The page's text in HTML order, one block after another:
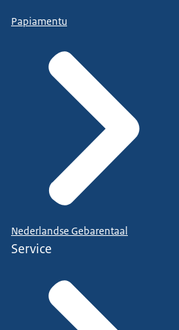
Papiamentu
Nederlandse Gebarentaal
Service